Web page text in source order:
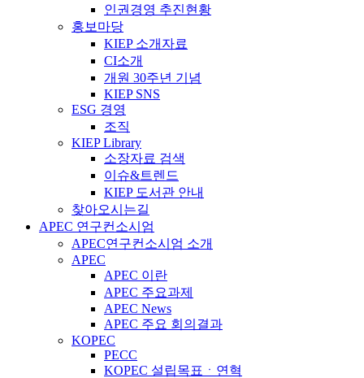
인권경영 추진현황
홍보마당
KIEP 소개자료
CI소개
개원 30주년 기념
KIEP SNS
ESG 경영
조직
KIEP Library
소장자료 검색
이슈&트렌드
KIEP 도서관 안내
찾아오시는길
APEC 연구컨소시엄
APEC연구컨소시엄 소개
APEC
APEC 이란
APEC 주요과제
APEC News
APEC 주요 회의결과
KOPEC
PECC
KOPEC 설립목표ㆍ연혁